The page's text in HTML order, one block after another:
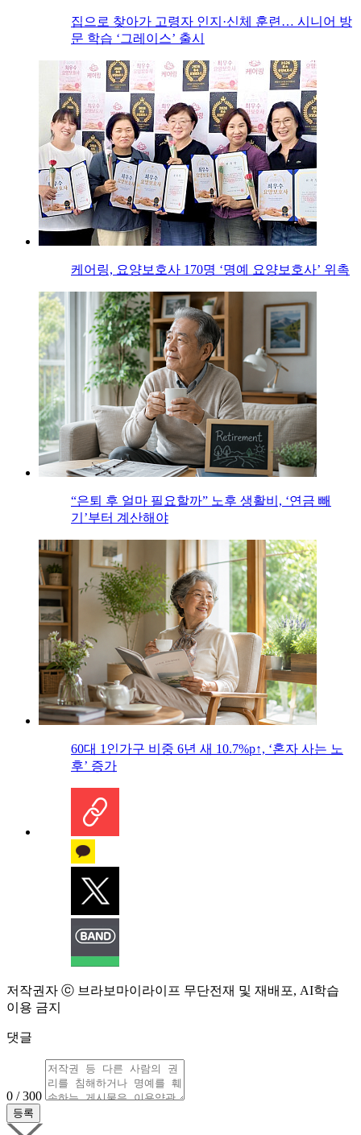
집으로 찾아가 고령자 인지·신체 훈련… 시니어 방
문 학습 ‘그레이스’ 출시
케어링, 요양보호사 170명 ‘명예 요양보호사’ 위촉
“은퇴 후 얼마 필요할까” 노후 생활비, ‘연금 빼
기’부터 계산해야
60대 1인가구 비중 6년 새 10.7%p↑, ‘혼자 사는 노
후’ 증가
저작권자 ⓒ 브라보마이라이프 무단전재 및 재배포, AI학습
이용 금지
댓글
0 / 300